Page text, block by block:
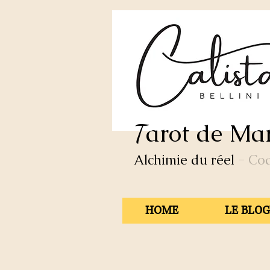
Tarot de
Alchimie du réel -
HOME LE BLOG